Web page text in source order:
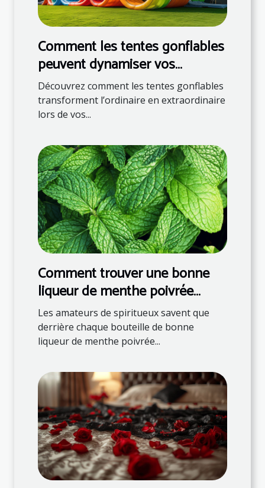
Comment les tentes gonflables
peuvent dynamiser vos
événements
Découvrez comment les tentes gonflables
transforment l’ordinaire en extraordinaire
lors de vos...
Comment trouver une bonne
liqueur de menthe poivrée
française ?
Les amateurs de spiritueux savent que
derrière chaque bouteille de bonne
liqueur de menthe poivrée...